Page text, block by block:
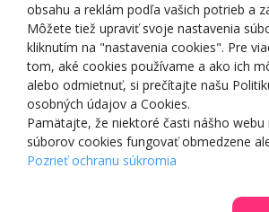
NAKUPOVANIE
ZÁKAZNÍCKA ZÓNA
NAŠE OCENENIA
obsahu a reklám podľa vašich potrieb a
Môžete tiež upraviť svoje nastavenia
kliknutím na "nastavenia cookies". Pre
tom, aké cookies používame a ako ich
alebo odmietnuť, si prečítajte našu
osobných údajov a Cookies.
Pamätajte, že niektoré časti nášho webu
súborov cookies fungovať obmedzene
Pozrieť ochranu súkromia